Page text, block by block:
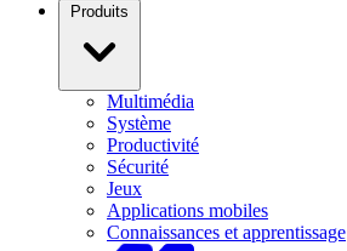
Produits
Multimédia
Système
Productivité
Sécurité
Jeux
Applications mobiles
Connaissances et apprentissage